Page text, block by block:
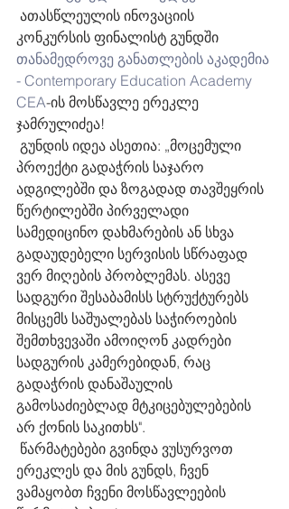
კონკურსის ფინალისტ გუნდში
თანამედროვე განათლების აკადემია
- Contemporary Education Academy
CEA-ის მოსწავლე ერეკლე
ჯამრულიძეა!
პროექტი გადაჭრის საჯარო
ადგილებში და ზოგადად თავშეყრის
წერტილებში პირველადი
სამედიცინო დახმარების ან სხვა
გადაუდებელი სერვისის სწრაფად
ვერ მიღების პრობლემას. ასევე
სადგური შესაბამისს სტრუქტურებს
მისცემს საშუალებას საჭიროების
შემთხვევაში ამოიღონ კადრები
სადგურის კამერებიდან, რაც
გადაჭრის დანაშაულის
გამოსაძიებლად მტკიცებულებების
არ ქონის საკითხს".
ერეკლეს და მის გუნდს, ჩვენ
ვამაყობთ ჩვენი მოსწავლეების